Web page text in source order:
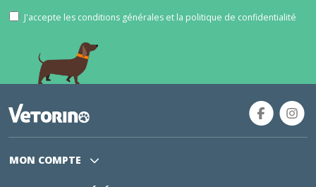
J'accepte les conditions générales et la politique de confidentialité
MON COMPTE